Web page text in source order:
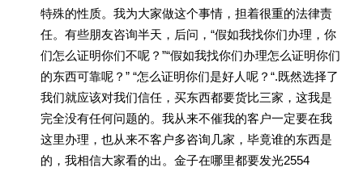
特殊的性质。我为大家做这个事情，担着很重的法律责
任。有些朋友咨询半天，后问，“假如我找你们办理，你
们怎么证明你们不呢？”“假如我找你们办理怎么证明你们
的东西可靠呢？” “怎么证明你们是好人呢？“.既然选择了
我们就应该对我们信任，买东西都要货比三家，这我是
完全没有任何问题的。我从来不催我的客户一定要在我
这里办理，也从来不客户多咨询几家，毕竟谁的东西是
的，我相信大家看的出。金子在哪里都要发光2554